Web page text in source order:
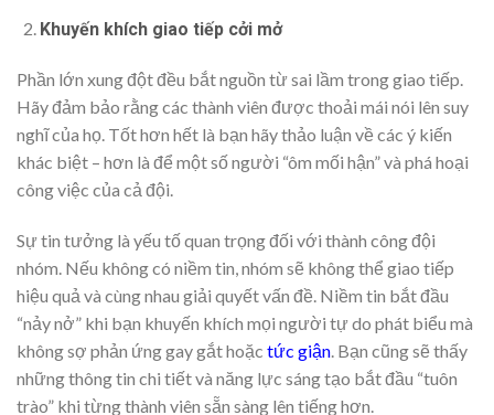
Khuyến khích giao tiếp cởi mở
Phần lớn xung đột đều bắt nguồn từ sai lầm trong giao tiếp.
Hãy đảm bảo rằng các thành viên được thoải mái nói lên suy
nghĩ của họ. Tốt hơn hết là bạn hãy thảo luận về các ý kiến
khác biệt – hơn là để một số người “ôm mối hận” và phá hoại
công việc của cả đội.
Sự tin tưởng là yếu tố quan trọng đối với thành công đội
nhóm. Nếu không có niềm tin, nhóm sẽ không thể giao tiếp
hiệu quả và cùng nhau giải quyết vấn đề. Niềm tin bắt đầu
“nảy nở” khi bạn khuyến khích mọi người tự do phát biểu mà
không sợ phản ứng gay gắt hoặc tức giận. Bạn cũng sẽ thấy
những thông tin chi tiết và năng lực sáng tạo bắt đầu “tuôn
trào” khi từng thành viên sẵn sàng lên tiếng hơn.